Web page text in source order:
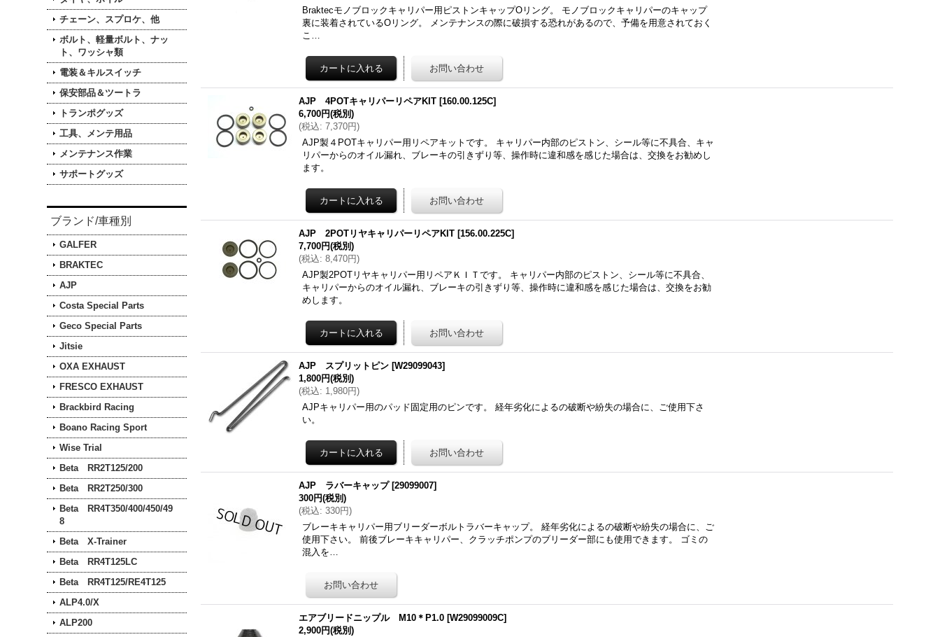
チェーン、スプロケ、他
ボルト、軽量ボルト、ナッ
ト、ワッシャ類
電装＆キルスイッチ
保安部品＆ツートラ
トランポグッズ
工具、メンテ用品
メンテナンス作業
サポートグッズ
ブランド/車種別
GALFER
BRAKTEC
AJP
Costa Special Parts
Geco Special Parts
Jitsie
OXA EXHAUST
FRESCO EXHAUST
Brackbird Racing
Boano Racing Sport
Wise Trial
Beta RR2T125/200
Beta RR2T250/300
Beta RR4T350/400/450/49
8
Beta X-Trainer
Beta RR4T125LC
Beta RR4T125/RE4T125
ALP4.0/X
ALP200
Braktecモノブロックキャリパー用ピストンキャップOリング。 モノブロックキャリパーのキャップ
裏に装着されているOリング。 メンテナンスの際に破損する恐れがあるので、予備を用意されておく
こ…
AJP 4POTキャリパーリペアKIT [160.00.125C]
6,700円(税別)
(税込: 7,370円)
AJP製４POTキャリパー用リペアキットです。 キャリパー内部のピストン、シール等に不具合、キャ
リパーからのオイル漏れ、ブレーキの引きずり等、操作時に違和感を感じた場合は、交換をお勧めし
ます。
AJP 2POTリヤキャリパーリペアKIT [156.00.225C]
7,700円(税別)
(税込: 8,470円)
AJP製2POTリヤキャリパー用リペアＫＩＴです。 キャリパー内部のピストン、シール等に不具合、
キャリパーからのオイル漏れ、ブレーキの引きずり等、操作時に違和感を感じた場合は、交換をお勧
めします。
AJP スプリットピン [W29099043]
1,800円(税別)
(税込: 1,980円)
AJPキャリパー用のパッド固定用のピンです。 経年劣化によるの破断や紛失の場合に、ご使用下さ
い。
AJP ラバーキャップ [29099007]
300円(税別)
(税込: 330円)
ブレーキキャリパー用ブリーダーボルトラバーキャップ。 経年劣化によるの破断や紛失の場合に、ご
使用下さい。 前後ブレーキキャリパー、クラッチポンプのブリーダー部にも使用できます。 ゴミの
混入を…
エアブリードニップル M10＊P1.0 [W29099009C]
2,900円(税別)